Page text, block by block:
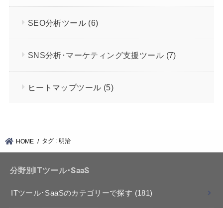
SEO分析ツール (6)
SNS分析･マーケティング支援ツール (7)
ヒートマップツール (5)
HOME タグ : 明治
分野別ITツール･SaaS
ITツール･SaaSのカテゴリーで探す (181)